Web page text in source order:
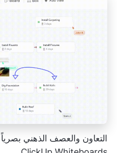
التعاون والعصف الذهني